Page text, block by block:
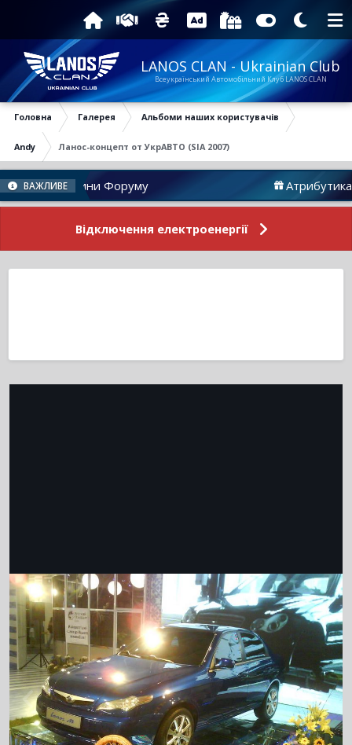
LANOS CLAN - Ukrainian Club
Всеукраїнський Автомобільний Клуб LANOS CLAN
Головна Галерея Альбоми наших користувачів
Andy Ланос-концепт от УкрАВТО (SIA 2007)
ВАЖЛИВЕ
Новини Форуму Атрибутика
Відключення електроенергії